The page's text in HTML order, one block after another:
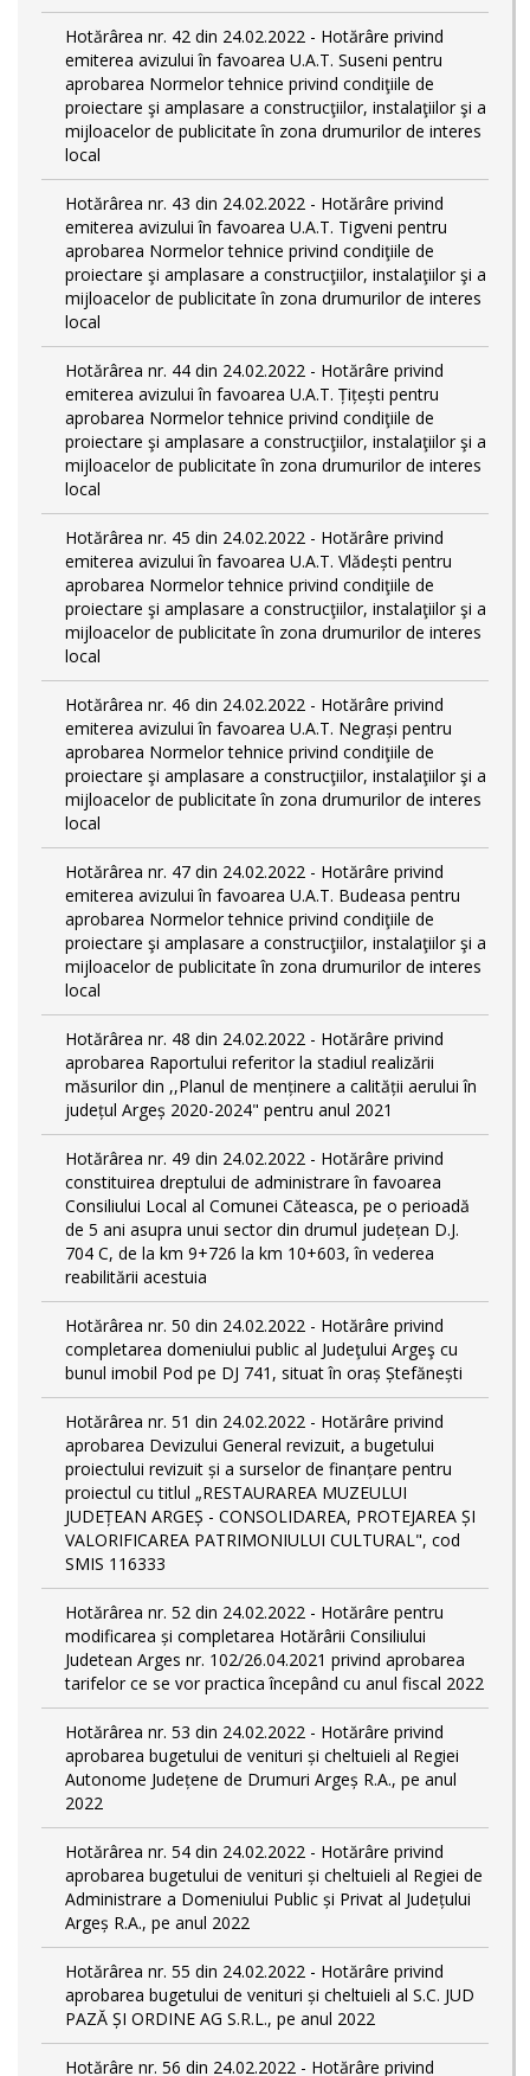
Hotărârea nr. 42 din 24.02.2022 - Hotărâre privind
emiterea avizului în favoarea U.A.T. Suseni pentru
aprobarea Normelor tehnice privind condiţiile de
proiectare şi amplasare a construcţiilor, instalaţiilor şi a
mijloacelor de publicitate în zona drumurilor de interes
local
Hotărârea nr. 43 din 24.02.2022 - Hotărâre privind
emiterea avizului în favoarea U.A.T. Tigveni pentru
aprobarea Normelor tehnice privind condiţiile de
proiectare şi amplasare a construcţiilor, instalaţiilor şi a
mijloacelor de publicitate în zona drumurilor de interes
local
Hotărârea nr. 44 din 24.02.2022 - Hotărâre privind
emiterea avizului în favoarea U.A.T. Țițești pentru
aprobarea Normelor tehnice privind condiţiile de
proiectare şi amplasare a construcţiilor, instalaţiilor şi a
mijloacelor de publicitate în zona drumurilor de interes
local
Hotărârea nr. 45 din 24.02.2022 - Hotărâre privind
emiterea avizului în favoarea U.A.T. Vlădești pentru
aprobarea Normelor tehnice privind condiţiile de
proiectare şi amplasare a construcţiilor, instalaţiilor şi a
mijloacelor de publicitate în zona drumurilor de interes
local
Hotărârea nr. 46 din 24.02.2022 - Hotărâre privind
emiterea avizului în favoarea U.A.T. Negrași pentru
aprobarea Normelor tehnice privind condiţiile de
proiectare şi amplasare a construcţiilor, instalaţiilor şi a
mijloacelor de publicitate în zona drumurilor de interes
local
Hotărârea nr. 47 din 24.02.2022 - Hotărâre privind
emiterea avizului în favoarea U.A.T. Budeasa pentru
aprobarea Normelor tehnice privind condiţiile de
proiectare şi amplasare a construcţiilor, instalaţiilor şi a
mijloacelor de publicitate în zona drumurilor de interes
local
Hotărârea nr. 48 din 24.02.2022 - Hotărâre privind
aprobarea Raportului referitor la stadiul realizării
măsurilor din ,,Planul de menținere a calității aerului în
județul Argeș 2020-2024" pentru anul 2021
Hotărârea nr. 49 din 24.02.2022 - Hotărâre privind
constituirea dreptului de administrare în favoarea
Consiliului Local al Comunei Căteasca, pe o perioadă
de 5 ani asupra unui sector din drumul județean D.J.
704 C, de la km 9+726 la km 10+603, în vederea
reabilitării acestuia
Hotărârea nr. 50 din 24.02.2022 - Hotărâre privind
completarea domeniului public al Judeţului Argeş cu
bunul imobil Pod pe DJ 741, situat în oraș Ștefănești
Hotărârea nr. 51 din 24.02.2022 - Hotărâre privind
aprobarea Devizului General revizuit, a bugetului
proiectului revizuit și a surselor de finanțare pentru
proiectul cu titlul „RESTAURAREA MUZEULUI
JUDEȚEAN ARGEȘ - CONSOLIDAREA, PROTEJAREA ȘI
VALORIFICAREA PATRIMONIULUI CULTURAL", cod
SMIS 116333
Hotărârea nr. 52 din 24.02.2022 - Hotărâre pentru
modificarea și completarea Hotărârii Consiliului
Judetean Arges nr. 102/26.04.2021 privind aprobarea
tarifelor ce se vor practica începând cu anul fiscal 2022
Hotărârea nr. 53 din 24.02.2022 - Hotărâre privind
aprobarea bugetului de venituri și cheltuieli al Regiei
Autonome Județene de Drumuri Argeș R.A., pe anul
2022
Hotărârea nr. 54 din 24.02.2022 - Hotărâre privind
aprobarea bugetului de venituri și cheltuieli al Regiei de
Administrare a Domeniului Public și Privat al Județului
Argeș R.A., pe anul 2022
Hotărârea nr. 55 din 24.02.2022 - Hotărâre privind
aprobarea bugetului de venituri și cheltuieli al S.C. JUD
PAZĂ ȘI ORDINE AG S.R.L., pe anul 2022
Hotărâre nr. 56 din 24.02.2022 - Hotărâre privind